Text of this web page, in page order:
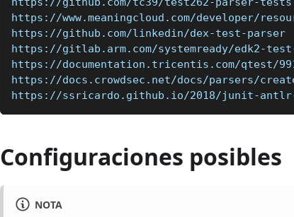
https://www.meaningcloud.com/developer/
https://github.com/linkedin/dex-test-parser
https://gitlab.arm.com/systemready/edk2-
https://documentation.tricentis.com/qtest/
https://docs.crowdsec.net/docs/parsers/
https://ssricardo.github.io/2018/junit-
Configuraciones posibles
NOTA